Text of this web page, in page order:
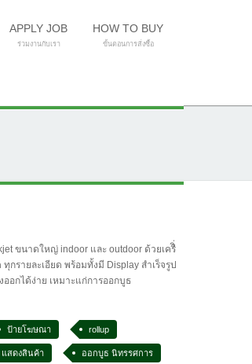
APPLY JOB
ร่วมงานกับเรา
HOW TO BUY
ขั้นตอนการสั่งซื้อ
ขนาดใหญ่ indoor และ outdoor ด้วยเครืิ่
รายละเอียด พร้อมทั้งมี Display สำเร็จรูป
อกได้ง่าย เหมาะแก่การออกบูธ
ป้ายโฆษณา rollup
แสดงสินค้า ออกบูธ นิทรรศการ